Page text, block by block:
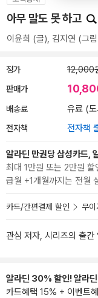
아무 말도 못 하고
이윤희 (글), 김지연 (그
정가 12,000
판매가
배송료 유료 (
전자책 전자책
알라딘 만권당 삼성카드,
최대 1만원 또는 2만원
급월 +1개월까지는 전월
카드/간편결제 할인 무
관심 저자, 시리즈의 출간
알라딘 30% 할인! 알라
카드혜택 15% + 이벤트